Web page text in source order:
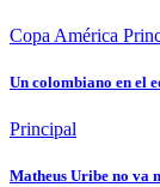
Copa América
Un colombiano en el
Principal
Matheus Uribe no va